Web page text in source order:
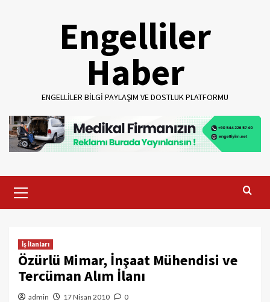
Engelliler
Haber
ENGELLILER BILGI PAYLAŞIM VE DOSTLUK PLATFORMU
Menu
İş İlanları
Özürlü Mimar, İnşaat Mühendisi ve
Tercüman Alım İlanı
admin 17 Nisan 2010 0